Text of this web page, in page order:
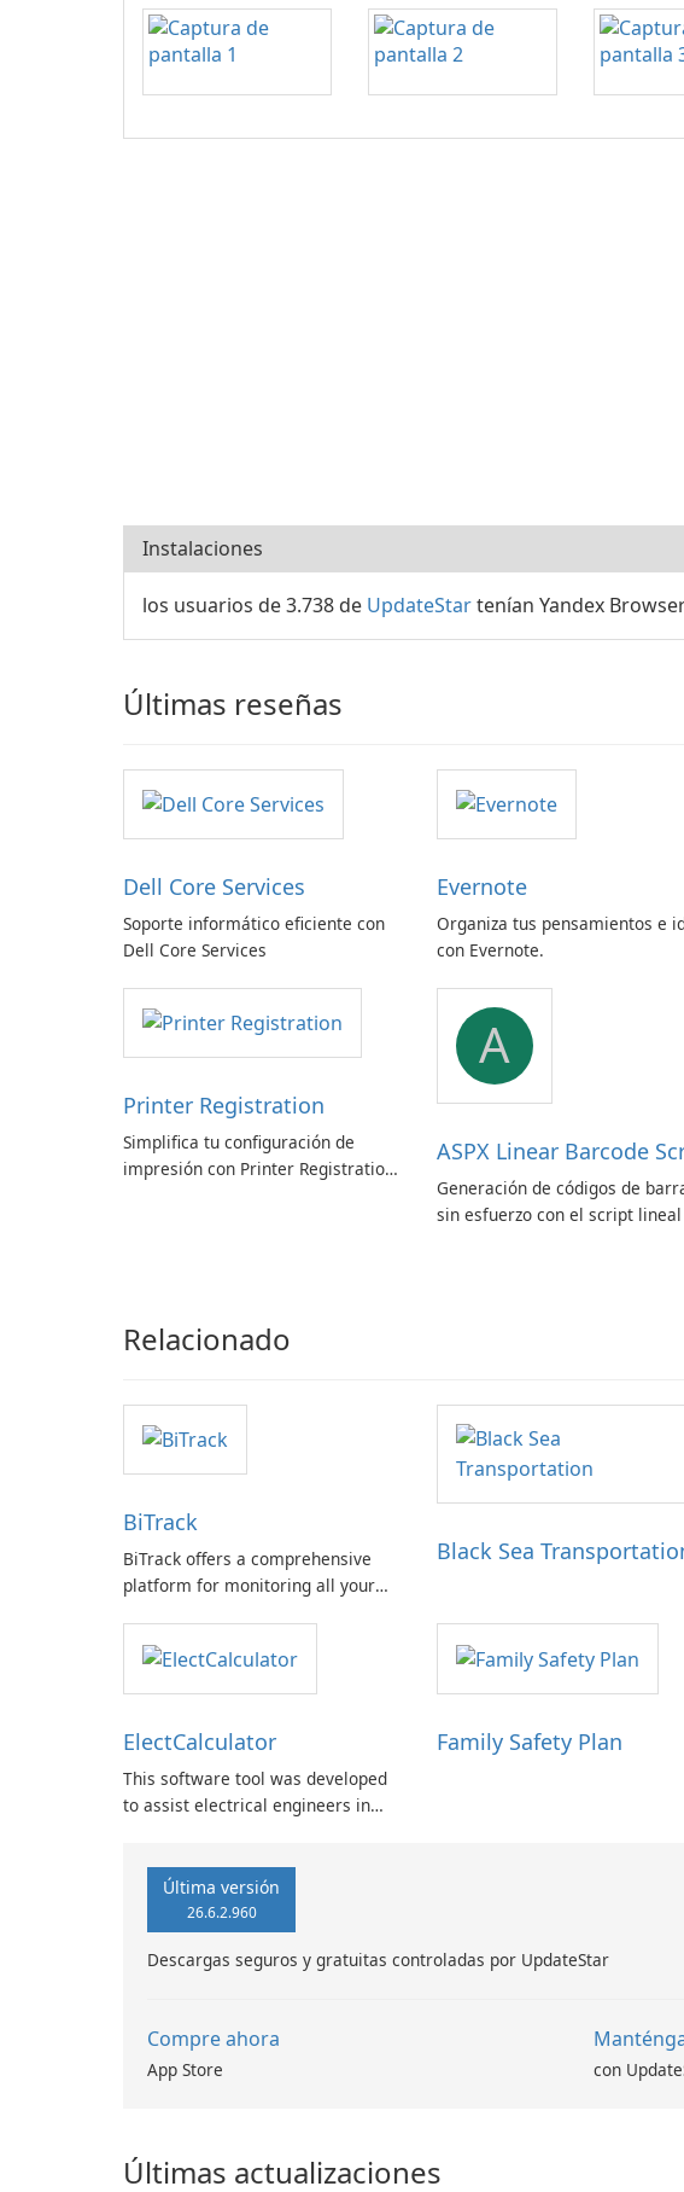
Instalaciones
los usuarios de 3.738 de UpdateStartenían Yandex
Últimas reseñas
Dell Core Services
Soporte informático eficiente con
Dell Core Services
Evernote
Organiza tus pensamientos e
con Evernote.
Printer Registration
Simplifica tu configuración de
impresión con Printer Registration
A
ASPX Linear Barcode
Generación de códigos de
sin esfuerzo con el script lineal
Relacionado
BiTrack
BiTrack offers a comprehensive
platform for monitoring all your
Black Sea
ElectCalculator
This software tool was developed
to assist electrical engineers in
such as current, voltage, and
power, which are essential for
tasks like wire sizing and system
analysis.
Family Safety Plan
Última versión
26.6.2.960
Descargas seguros y gratuitas controladas por UpdateStar
Compre ahora
App Store con
Últimas actualizaciones